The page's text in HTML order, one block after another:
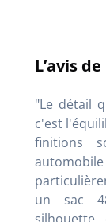
L’avis
"Le détail
c'est
finitions
un sac